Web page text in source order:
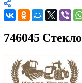
746045 Стекло